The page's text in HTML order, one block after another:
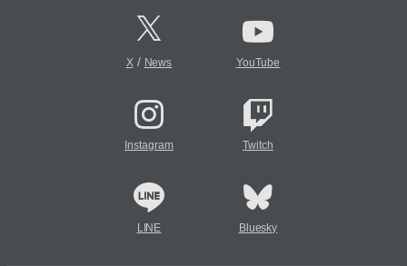
X/ News YouTube
Instagram Twitch
LINE Bluesky